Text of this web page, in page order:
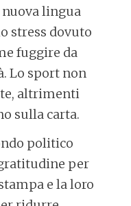
lingua
stress dovuto
fuggire da
Lo sport non
altrimenti
sulla carta.
politico
per
e la loro